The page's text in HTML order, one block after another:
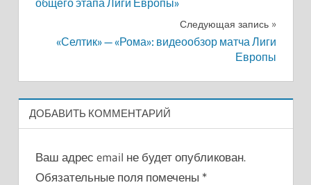
общего этапа Лиги Европы»
Следующая запись
«Селтик» — «Рома»: видеообзор матча Лиги
Европы
ДОБАВИТЬ КОММЕНТАРИЙ
Ваш адрес email не будет опубликован.
Обязательные поля помечены *